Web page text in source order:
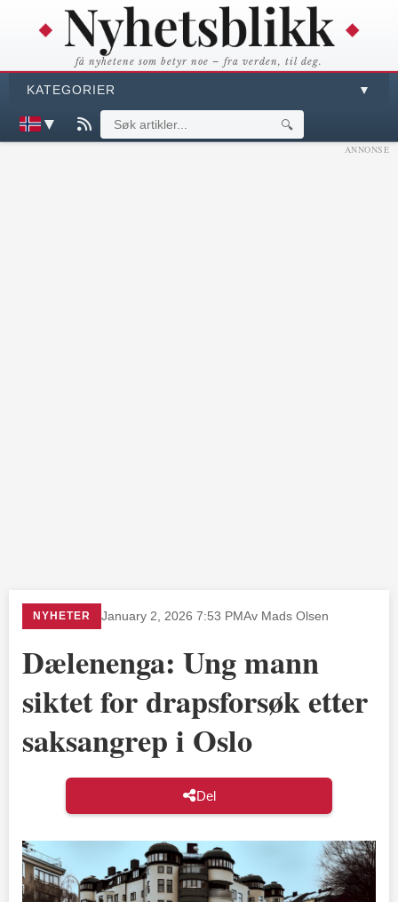
få nyhetene som betyr noe – fra verden, til deg.
KATEGORIER ▼
▼ 🔍
ANNONSE
NYHETER January 2, 2026 7:53 PMAv Mads Olsen
Dælenenga: Ung mann
siktet for drapsforsøk etter
saksangrep i Oslo
Del